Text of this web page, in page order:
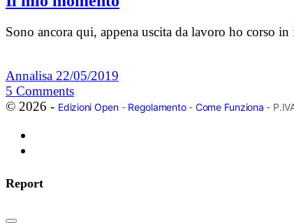
Sono ancora qui, appena uscita da lavoro ho corso
Annalisa 22/05/2019
5 Comments
© 2026 - Edizioni Open- Regolamento- Come Funziona -
Report